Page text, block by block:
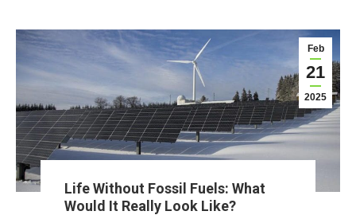
Feb
21
2025
Life Without Fossil Fuels: What
Would It Really Look Like?